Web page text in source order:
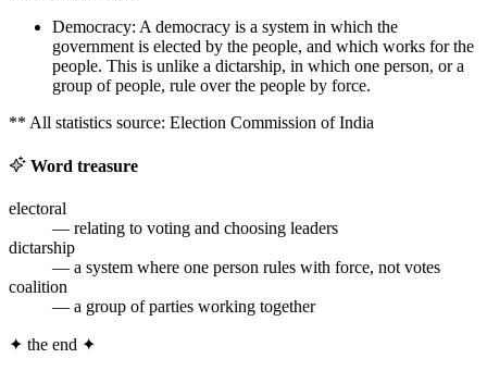
Democracy: A democracy is a system in which the
government is elected by the people, and which works for the
people. This is unlike a dictarship, in which one person, or a
group of people, rule over the people by force.
** All statistics source: Election Commission of India
Word treasure
electoral
— relating to voting and choosing leaders
dictarship
— a system where one person rules with force, not votes
coalition
— a group of parties working together
✦ the end ✦